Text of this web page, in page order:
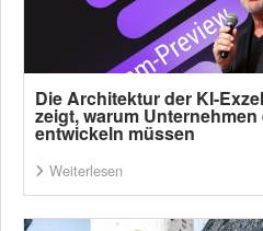
Die Architektur der KI-
zeigt, warum
entwickeln müssen
Weiterlesen